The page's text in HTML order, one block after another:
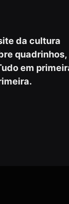
da cultura
quadrinhos,
em